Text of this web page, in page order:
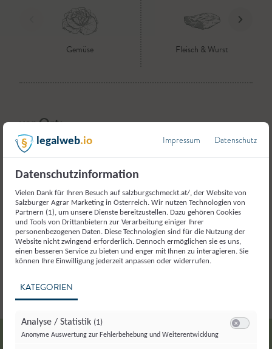
Gemüse Fleisch & Wurst
vor Ort:
Spitalergut - Familie Brunauer
ZUM BETRIEB
legalweb.io Impressum Datenschutz
Datenschutzinformation
Vielen Dank für Ihren Besuch auf salzburgschmeckt.at/, der Website von
Salzburger Agrar Marketing in Österreich. Wir nutzen Technologien von
Partnern (1), um unsere Dienste bereitzustellen. Dazu gehören Cookies
und Tools von Drittanbietern zur Verarbeitung einiger Ihrer
personenbezogenen Daten. Diese Technologien sind für die Nutzung der
Website nicht zwingend erforderlich. Dennoch ermöglichen sie es uns,
einen besseren Service zu bieten und enger mit Ihnen zu interagieren. Sie
können Ihre Einwilligung jederzeit anpassen oder widerrufen.
KATEGORIEN
Analyse / Statistik (1)
Anonyme Auswertung zur Fehlerbehebung und Weiterentwicklung